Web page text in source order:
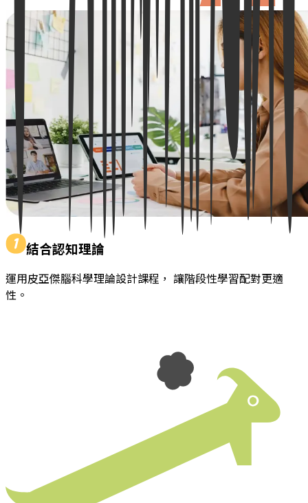
結合認知理論
運用皮亞傑腦科學理論設計課程， 讓階段性學習配對更適
性。